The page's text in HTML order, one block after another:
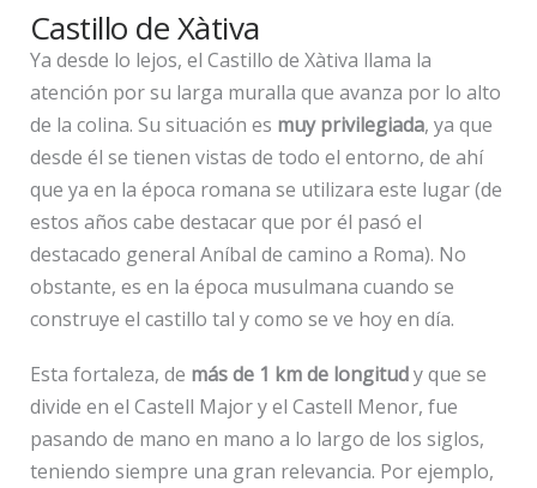
Castillo de Xàtiva
Ya desde lo lejos, el Castillo de Xàtiva llama la
atención por su larga muralla que avanza por lo alto
de la colina. Su situación es muy privilegiada, ya que
desde él se tienen vistas de todo el entorno, de ahí
que ya en la época romana se utilizara este lugar (de
estos años cabe destacar que por él pasó el
destacado general Aníbal de camino a Roma). No
obstante, es en la época musulmana cuando se
construye el castillo tal y como se ve hoy en día.
Esta fortaleza, de más de 1 km de longitudy que se
divide en el Castell Major y el Castell Menor, fue
pasando de mano en mano a lo largo de los siglos,
teniendo siempre una gran relevancia. Por ejemplo,